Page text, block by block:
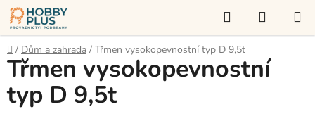
Přejít
na
obsah
Hledat
KOŠÍK
Domů
/ Dům a zahrada / Třmen vysokopevnostní typ D 9,5t
Třmen vysokopevnostní
typ D 9,5t